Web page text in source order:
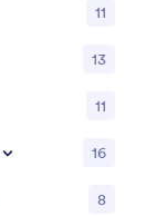
11
13
11
16
8